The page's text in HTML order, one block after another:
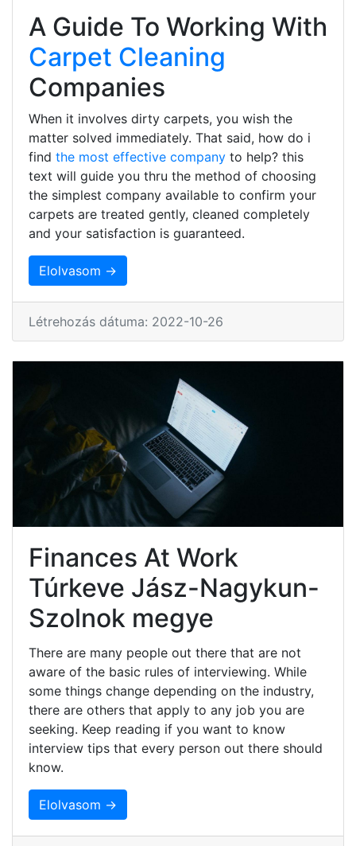
A Guide To Working With
Carpet Cleaning
Companies
When it involves dirty carpets, you wish the
matter solved immediately. That said, how do i
find the most effective company to help? this
text will guide you thru the method of choosing
the simplest company available to confirm your
carpets are treated gently, cleaned completely
and your satisfaction is guaranteed.
Elolvasom →
Létrehozás dátuma: 2022-10-26
Finances At Work
Túrkeve Jász-Nagykun-
Szolnok megye
There are many people out there that are not
aware of the basic rules of interviewing. While
some things change depending on the industry,
there are others that apply to any job you are
seeking. Keep reading if you want to know
interview tips that every person out there should
know.
Elolvasom →